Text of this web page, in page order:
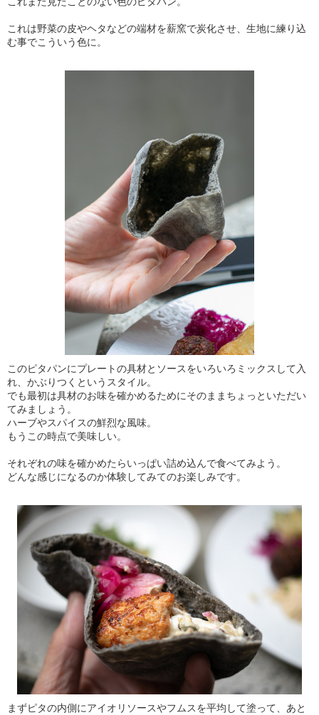
これは野菜の皮やヘタなどの端材を薪窯で炭化させ、生地に練り込
む事でこういう色に。
このピタパンにプレートの具材とソースをいろいろミックスして入
れ、かぶりつくというスタイル。
でも最初は具材のお味を確かめるためにそのままちょっといただい
てみましょう。
ハーブやスパイスの鮮烈な風味。
もうこの時点で美味しい。
それぞれの味を確かめたらいっぱい詰め込んで食べてみよう。
どんな感じになるのか体験してみてのお楽しみです。
まずピタの内側にアイオリソースやフムスを平均して塗って、あと